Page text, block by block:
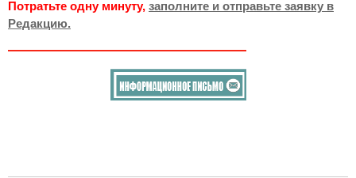
Потратьте одну минуту, заполните и отправьте заявку в
Редакцию.